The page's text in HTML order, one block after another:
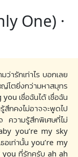
One) ·
ว่ารักเท่าไร บอกเลย
ตยิ่งกว่ามหาสมุทร
เชื่อฉันได้ เชื่อฉัน
กคงไม่อาจจะพูดไป
ความรู้สึกพิเศษที่ไม่
you’re my sky
เท่านั้น you’re my
ที่รักครับ ah ah